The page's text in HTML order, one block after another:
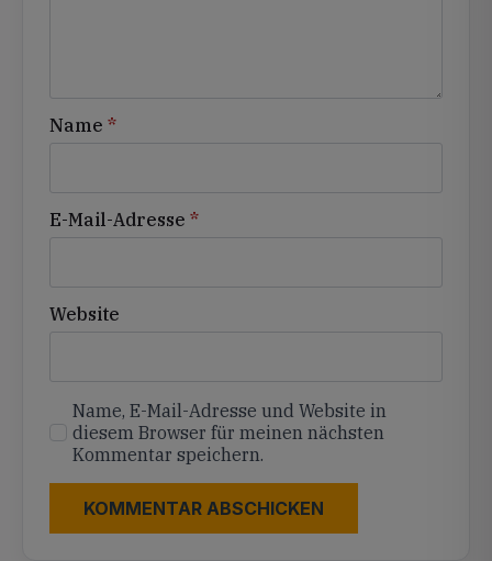
Name *
E-Mail-Adresse *
Website
Name, E-Mail-Adresse und Website in
diesem Browser für meinen nächsten
Kommentar speichern.